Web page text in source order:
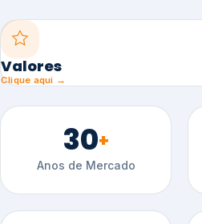
Valores
Clique aqui →
30+
Anos de Mercado